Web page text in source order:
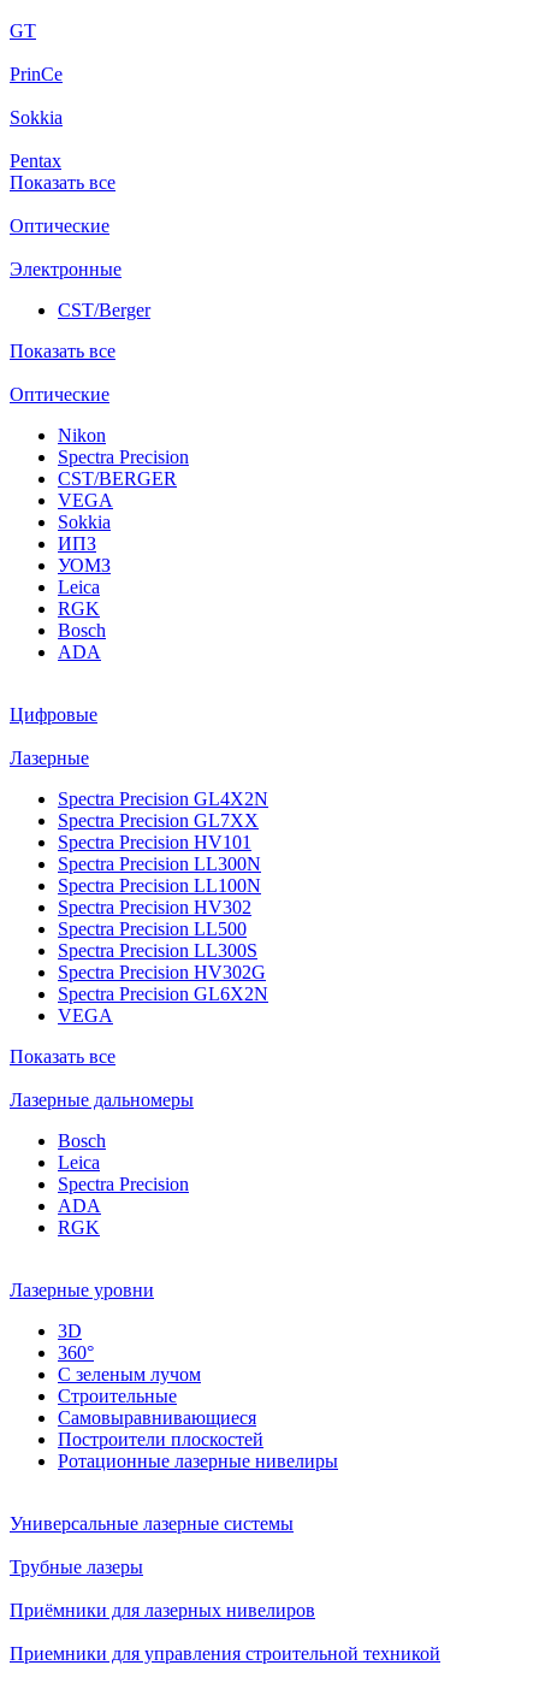
GT
PrinCe
Sokkia
Pentax
Показать все
Оптические
Электронные
CST/Berger
Показать все
Оптические
Nikon
Spectra Precision
CST/BERGER
VEGA
Sokkia
ИПЗ
УОМЗ
Leica
RGK
Bosch
ADA
Цифровые
Лазерные
Spectra Precision GL4X2N
Spectra Precision GL7XX
Spectra Precision HV101
Spectra Precision LL300N
Spectra Precision LL100N
Spectra Precision HV302
Spectra Precision LL500
Spectra Precision LL300S
Spectra Precision HV302G
Spectra Precision GL6X2N
VEGA
Показать все
Лазерные дальномеры
Bosch
Leica
Spectra Precision
ADA
RGK
Лазерные уровни
3D
360°
С зеленым лучом
Строительные
Самовыравнивающиеся
Построители плоскостей
Ротационные лазерные нивелиры
Универсальные лазерные системы
Трубные лазеры
Приёмники для лазерных нивелиров
Приемники для управления строительной техникой